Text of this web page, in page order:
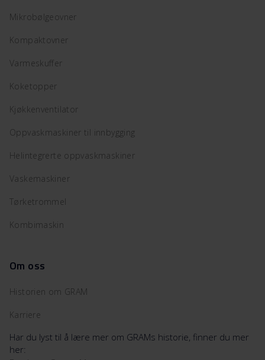
Mikrobølgeovner
Kompaktovner
Varmeskuffer
Koketopper
Kjøkkenventilator
Oppvaskmaskiner til innbygging
Helintegrerte oppvaskmaskiner
Vaskemaskiner
Tørketrommel
Kombimaskin
Om oss
Historien om GRAM
Karriere
Har du lyst til å lære mer om GRAMs historie, finner du mer
her: